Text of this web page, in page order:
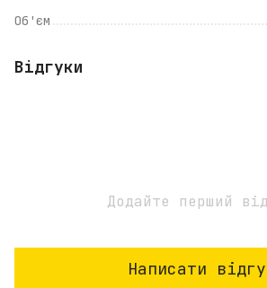
Об'єм
Відгуки
Додайте перший
Написати